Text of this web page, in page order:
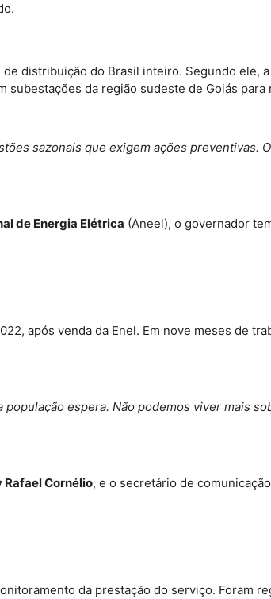
distribuição do Brasil inteiro. Segundo ele,
da região sudeste de Goiás
sazonais que exigem ações preventivas.
de Energia Elétrica (Aneel), o governador
após venda da Enel. Em nove meses de
espera. Não podemos viver mais
Rafael Cornélio, e o secretário de
da prestação do serviço. Foram